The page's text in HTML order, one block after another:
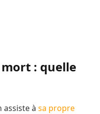
: quelle
assiste à sa propre